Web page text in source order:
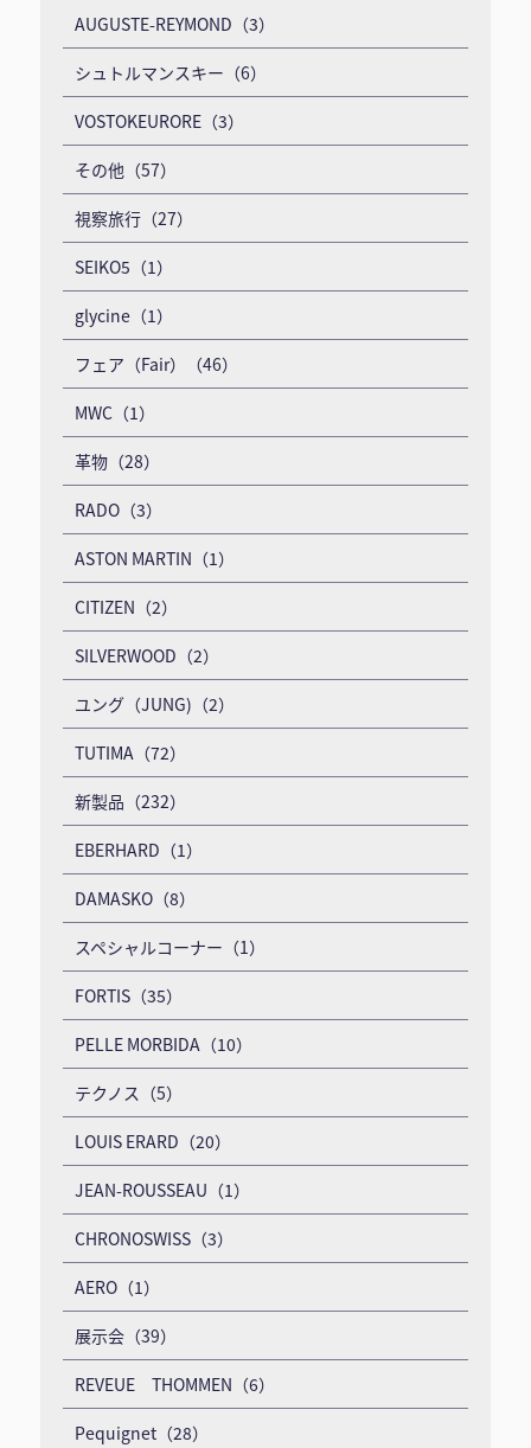
AUGUSTE-REYMOND（3）
シュトルマンスキー（6）
VOSTOKEURORE（3）
その他（57）
視察旅行（27）
SEIKO5（1）
glycine（1）
フェア（Fair）（46）
MWC（1）
革物（28）
RADO（3）
ASTON MARTIN（1）
CITIZEN（2）
SILVERWOOD（2）
ユング（JUNG)（2）
TUTIMA（72）
新製品（232）
EBERHARD（1）
DAMASKO（8）
スペシャルコーナー（1）
FORTIS（35）
PELLE MORBIDA（10）
テクノス（5）
LOUIS ERARD（20）
JEAN-ROUSSEAU（1）
CHRONOSWISS（3）
AERO（1）
展示会（39）
REVEUE THOMMEN（6）
Pequignet（28）